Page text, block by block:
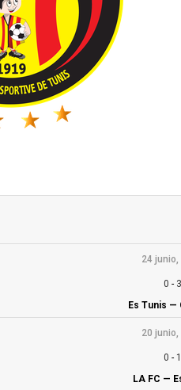
24 junio,
0 - 3
Es Tunis —
20 junio,
0 - 1
LA FC —